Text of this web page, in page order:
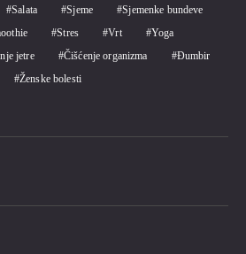
Salata Sjeme
Sjemenke bundeve
Stres Vrt
Yoga
jetre Čišćenje organizma
Đumbir
Ženske bolesti